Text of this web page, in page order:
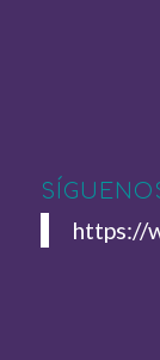
https://